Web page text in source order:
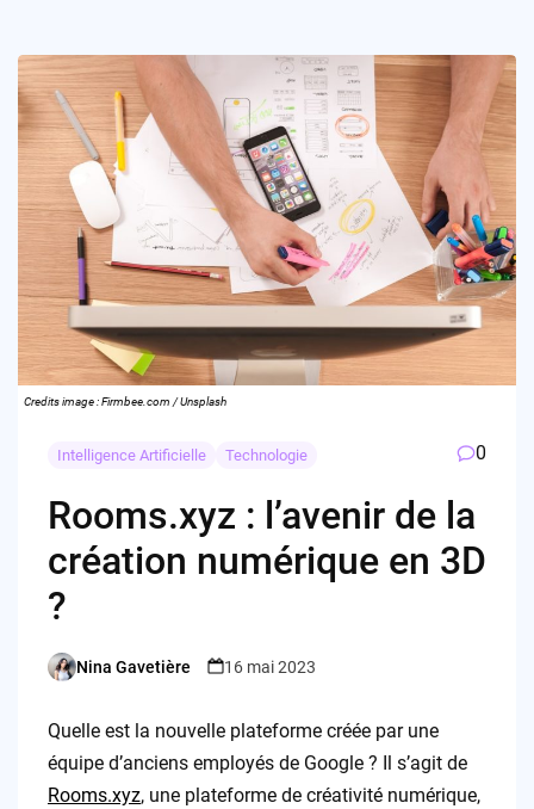
Credits image : Firmbee.com / Unsplash
Intelligence Artificielle Technologie 0
Rooms.xyz : l’avenir de la
création numérique en 3D
?
Posted
Nina Gavetière 16 mai 2023
Quelle est la nouvelle plateforme créée par une
équipe d’anciens employés de Google ? Il s’agit de
Rooms.xyz, une plateforme de créativité numérique,